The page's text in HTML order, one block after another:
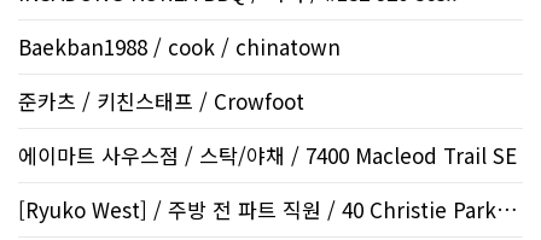
Baekban1988 / cook / chinatown
준카츠 / 키친스태프 / Crowfoot
에이마트 사우스점 / 스탁/야채 / 7400 Macleod Trail SE
[Ryuko West] / 주방 전 파트 직원 / 40 Christie Park V..